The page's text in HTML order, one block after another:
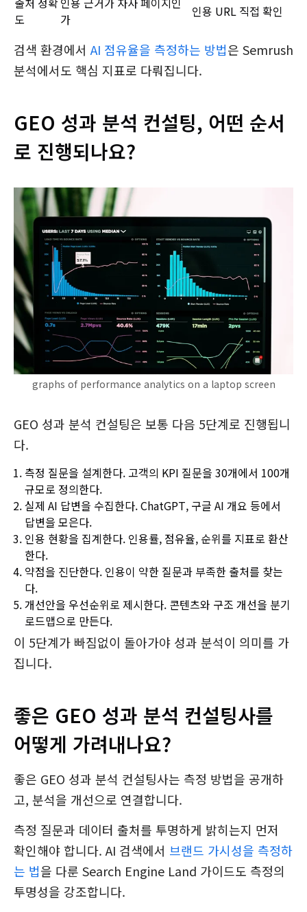
도
가
인용 URL 직접 확인
검색 환경에서 AI 점유율을 측정하는 방법은 Semrush
분석에서도 핵심 지표로 다뤄집니다.
GEO 성과 분석 컨설팅, 어떤 순서
로 진행되나요?
graphs of performance analytics on a laptop screen
GEO 성과 분석 컨설팅은 보통 다음 5단계로 진행됩니
다.
측정 질문을 설계한다. 고객의 KPI 질문을 30개에서 100개
규모로 정의한다.
실제 AI 답변을 수집한다. ChatGPT, 구글 AI 개요 등에서
답변을 모은다.
인용 현황을 집계한다. 인용률, 점유율, 순위를 지표로 환산
한다.
약점을 진단한다. 인용이 약한 질문과 부족한 출처를 찾는
다.
개선안을 우선순위로 제시한다. 콘텐츠와 구조 개선을 분기
로드맵으로 만든다.
이 5단계가 빠짐없이 돌아가야 성과 분석이 의미를 가
집니다.
좋은 GEO 성과 분석 컨설팅사를
어떻게 가려내나요?
좋은 GEO 성과 분석 컨설팅사는 측정 방법을 공개하
고, 분석을 개선으로 연결합니다.
측정 질문과 데이터 출처를 투명하게 밝히는지 먼저
확인해야 합니다. AI 검색에서 브랜드 가시성을 측정하
는 법을 다룬 Search Engine Land 가이드도 측정의
투명성을 강조합니다.